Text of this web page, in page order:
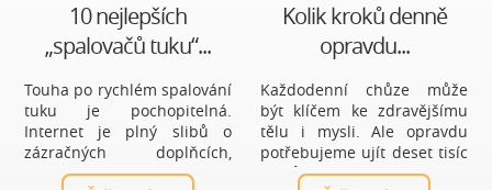
10 nejlepších
„spalovačů tuku“...
Touha po rychlém spalování
tuku je pochopitelná.
Internet je plný slibů o
zázračných doplňcích,
čajích a tabletách, které
Kolik kroků denně
opravdu...
Každodenní chůze může
být klíčem ke zdravějšímu
tělu i mysli. Ale opravdu
potřebujeme ujít deset tisíc
kroků denně, nebo je to jen